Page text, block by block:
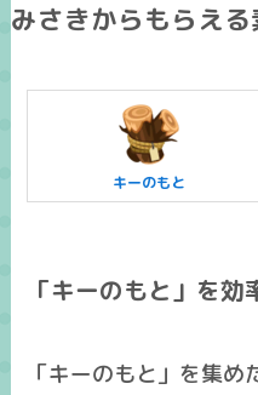
みさきからもらえ
キーのもと
「キーのもと」を
「キーのもと」を集